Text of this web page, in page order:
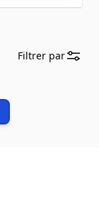
Filtrer par